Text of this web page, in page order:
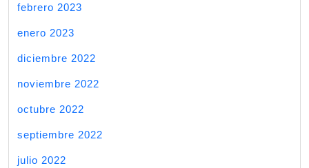
febrero 2023
enero 2023
diciembre 2022
noviembre 2022
octubre 2022
septiembre 2022
julio 2022